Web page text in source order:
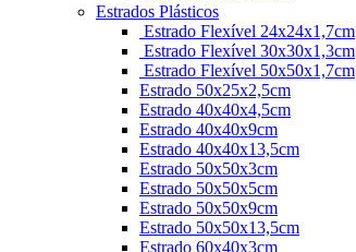
Estrados Plásticos
Estrado Flexível 24x24x1,7cm
Estrado Flexível 30x30x1,3cm
Estrado Flexível 50x50x1,7cm
Estrado 50x25x2,5cm
Estrado 40x40x4,5cm
Estrado 40x40x9cm
Estrado 40x40x13,5cm
Estrado 50x50x3cm
Estrado 50x50x5cm
Estrado 50x50x9cm
Estrado 50x50x13,5cm
Estrado 60x40x3cm